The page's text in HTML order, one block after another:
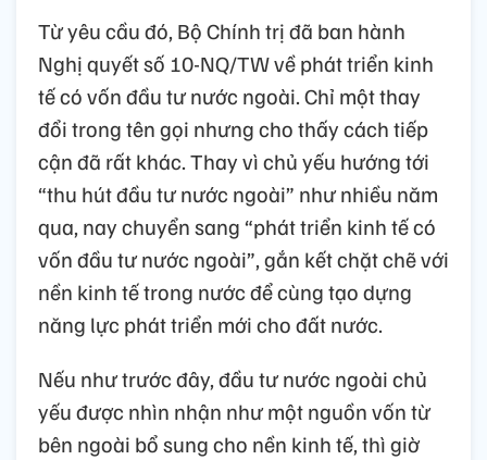
Từ yêu cầu đó, Bộ Chính trị đã ban hành
Nghị quyết số 10-NQ/TW về phát triển kinh
tế có vốn đầu tư nước ngoài. Chỉ một thay
đổi trong tên gọi nhưng cho thấy cách tiếp
cận đã rất khác. Thay vì chủ yếu hướng tới
“thu hút đầu tư nước ngoài” như nhiều năm
qua, nay chuyển sang “phát triển kinh tế có
vốn đầu tư nước ngoài”, gắn kết chặt chẽ với
nền kinh tế trong nước để cùng tạo dựng
năng lực phát triển mới cho đất nước.
Nếu như trước đây, đầu tư nước ngoài chủ
yếu được nhìn nhận như một nguồn vốn từ
bên ngoài bổ sung cho nền kinh tế, thì giờ